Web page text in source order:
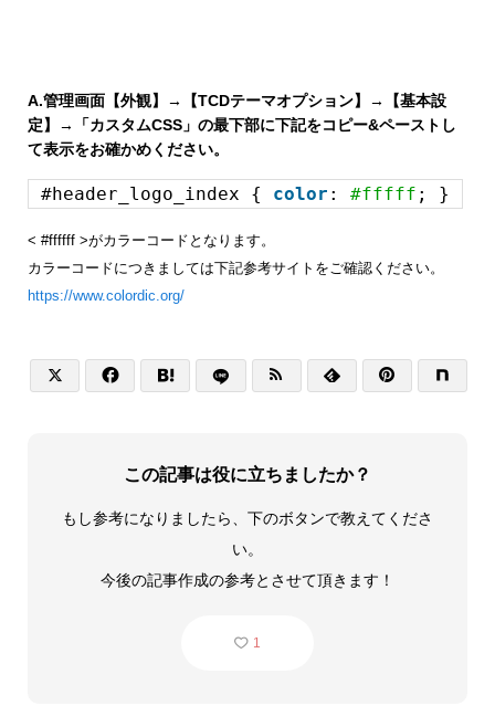
A.管理画面【外観】→【TCDテーマオプション】→【基本設
定】→「カスタムCSS」の最下部に下記をコピー&ペーストし
て表示をお確かめください。
#header_logo_index { color : #fffff ; }
< #ffffff >がカラーコードとなります。
カラーコードにつきましては下記参考サイトをご確認ください。
https://www.colordic.org/
     
この記事は役に立ちましたか？
もし参考になりましたら、下のボタンで教えてくださ
い。
今後の記事作成の参考とさせて頂きます！
1